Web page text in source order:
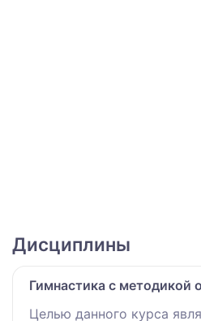
Дисциплины
Гимнастика с методикой
Целью данного курса